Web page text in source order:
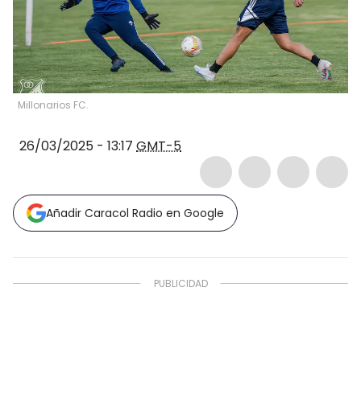
Millonarios FC.
26/03/2025 - 13:17 GMT-5
Añadir Caracol Radio en Google